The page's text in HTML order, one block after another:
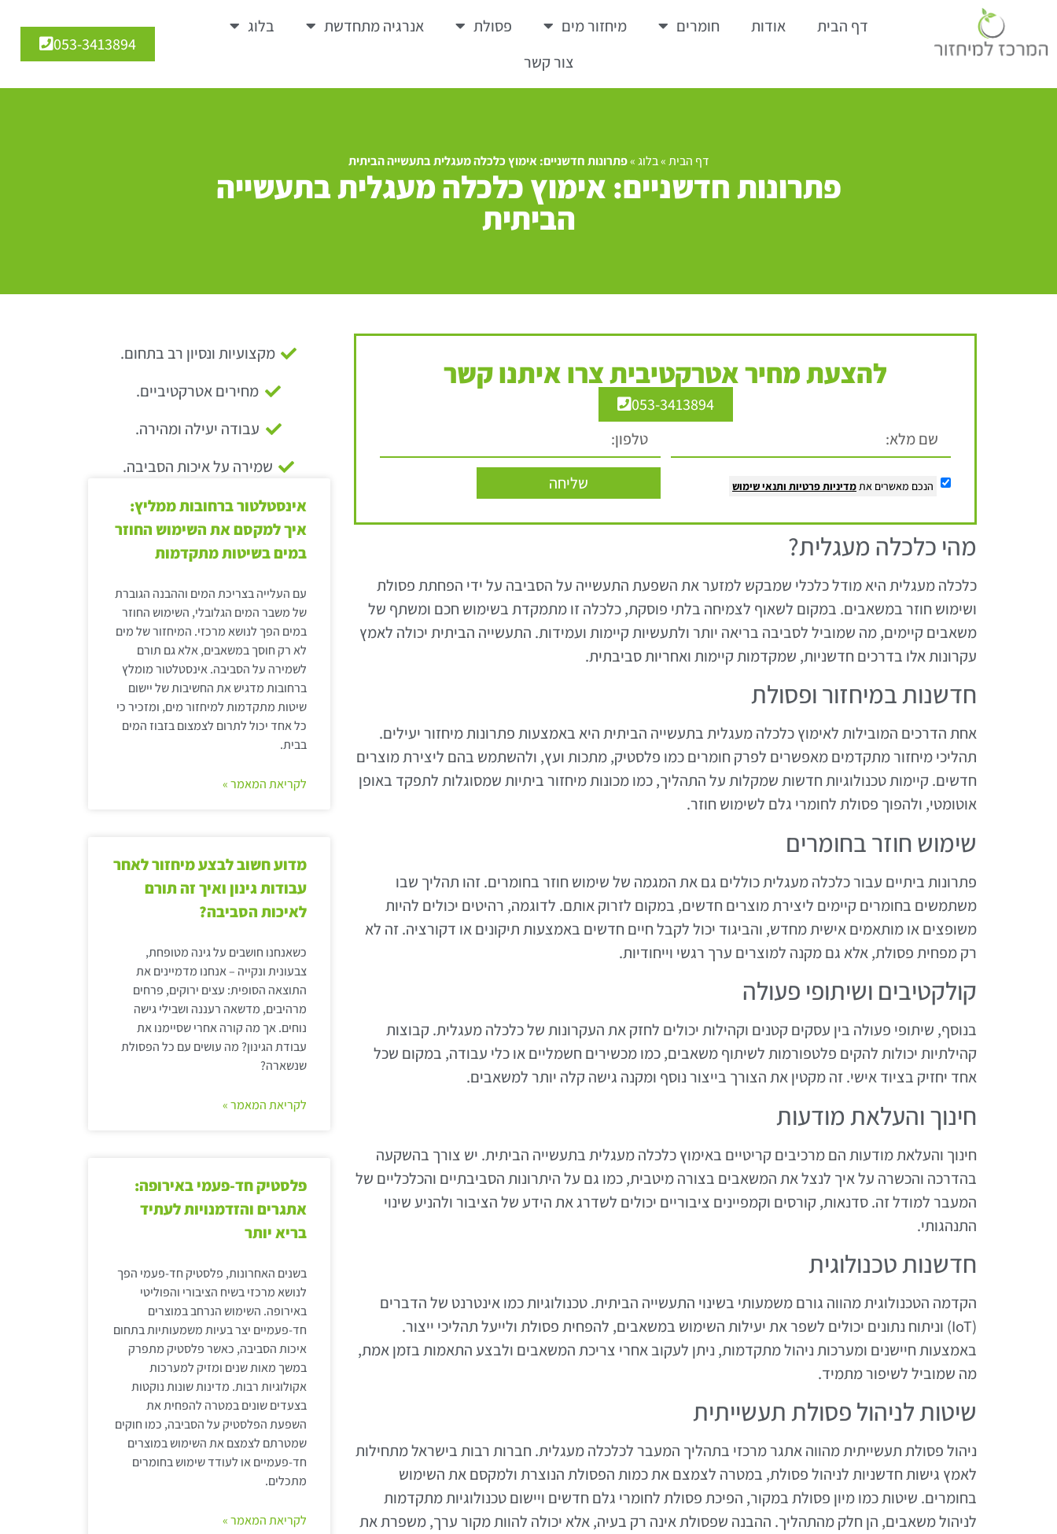
דף הבית אודות חומרים מיחזור מים פסולת אנרגיה מתחדשת
בלוג
צור קשר
053-3413894
דף הבית»בלוג»פתרונות חדשניים: אימוץ כלכלה מעגלית בתעשייה הביתית
פתרונות חדשניים: אימוץ כלכלה מעגלית בתעשייה
הביתית
להצעת מחיר אטרקטיבית צרו איתנו קשר
053-3413894
הנכם מאשרים אתמדיניות פרטיות ותנאי שימוש שליחה
מהי כלכלה מעגלית?
כלכלה מעגלית היא מודל כלכלי שמבקש למזער את השפעת התעשייה על הסביבה על ידי הפחתת פסולת
ושימוש חוזר במשאבים. במקום לשאוף לצמיחה בלתי פוסקת, כלכלה זו מתמקדת בשימוש חכם ומשתף של
משאבים קיימים, מה שמוביל לסביבה בריאה יותר ולתעשיות קיימות ועמידות. התעשייה הביתית יכולה לאמץ
עקרונות אלו בדרכים חדשניות, שמקדמות קיימות ואחריות סביבתית.
חדשנות במיחזור ופסולת
אחת הדרכים המובילות לאימוץ כלכלה מעגלית בתעשייה הביתית היא באמצעות פתרונות מיחזור יעילים.
תהליכי מיחזור מתקדמים מאפשרים לפרק חומרים כמו פלסטיק, מתכות ועץ, ולהשתמש בהם ליצירת מוצרים
חדשים. קיימות טכנולוגיות חדשות שמקלות על התהליך, כמו מכונות מיחזור ביתיות שמסוגלות לתפקד באופן
אוטומטי, ולהפוך פסולת לחומרי גלם לשימוש חוזר.
שימוש חוזר בחומרים
פתרונות ביתיים עבור כלכלה מעגלית כוללים גם את המגמה של שימוש חוזר בחומרים. זהו תהליך שבו
משתמשים בחומרים קיימים ליצירת מוצרים חדשים, במקום לזרוק אותם. לדוגמה, רהיטים יכולים להיות
משופצים או מותאמים אישית מחדש, והביגוד יכול לקבל חיים חדשים באמצעות תיקונים או דקורציה. זה לא
רק מפחית פסולת, אלא גם מקנה למוצרים ערך רגשי וייחודיות.
קולקטיבים ושיתופי פעולה
בנוסף, שיתופי פעולה בין עסקים קטנים וקהילות יכולים לחזק את העקרונות של כלכלה מעגלית. קבוצות
קהילתיות יכולות להקים פלטפורמות לשיתוף משאבים, כמו מכשירים חשמליים או כלי עבודה, במקום שכל
אחד יחזיק בציוד אישי. זה מקטין את הצורך בייצור נוסף ומקנה גישה קלה יותר למשאבים.
חינוך והעלאת מודעות
חינוך והעלאת מודעות הם מרכיבים קריטיים באימוץ כלכלה מעגלית בתעשייה הביתית. יש צורך בהשקעה
בהדרכה והכשרה על איך לנצל את המשאבים בצורה מיטבית, כמו גם על היתרונות הסביבתיים והכלכליים של
המעבר למודל זה. סדנאות, קורסים וקמפיינים ציבוריים יכולים לשדרג את הידע של הציבור ולהניע שינוי
התנהגותי.
חדשנות טכנולוגית
הקדמה הטכנולוגית מהווה גורם משמעותי בשינוי התעשייה הביתית. טכנולוגיות כמו אינטרנט של הדברים
(IoT) וניתוח נתונים יכולים לשפר את יעילות השימוש במשאבים, להפחית פסולת ולייעל תהליכי ייצור.
באמצעות חיישנים ומערכות ניהול מתקדמות, ניתן לעקוב אחרי צריכת המשאבים ולבצע התאמות בזמן אמת,
מה שמוביל לשיפור מתמיד.
שיטות לניהול פסולת תעשייתית
ניהול פסולת תעשייתית מהווה אתגר מרכזי בתהליך המעבר לכלכלה מעגלית. חברות רבות בישראל מתחילות
לאמץ גישות חדשניות לניהול פסולת, במטרה לצמצם את כמות הפסולת הנוצרת ולמקסם את השימוש
בחומרים. שיטות כמו מיון פסולת במקור, הפיכת פסולת לחומרי גלם חדשים ויישום טכנולוגיות מתקדמות
לניהול משאבים, הן חלק מהתהליך. ההבנה שפסולת אינה רק בעיה, אלא יכולה להוות מקור ערך, משפרת את
מקצועיות ונסיון רב בתחום.
מחירים אטרקטיביים.
עבודה יעילה ומהירה.
שמירה על איכות הסביבה.
אינסטלטור ברחובות ממליץ:
איך למקסם את השימוש החוזר
במים בשיטות מתקדמות
עם העלייה בצריכת המים וההבנה הגוברת
של משבר המים הגלובלי, השימוש החוזר
במים הפך לנושא מרכזי. המיחזור של מים
לא רק חוסך במשאבים, אלא גם תורם
לשמירה על הסביבה. אינסטלטור מומלץ
ברחובות מדגיש את החשיבות של יישום
שיטות מתקדמות למיחזור מים, ומזכיר כי
כל אחד יכול לתרום לצמצום בזבוז המים
בבית.
לקריאת המאמר »
מדוע חשוב לבצע מיחזור לאחר
עבודות גינון ואיך זה תורם
לאיכות הסביבה?
כשאנחנו חושבים על גינה מטופחת,
צבעונית ונקייה – אנחנו מדמיינים את
התוצאה הסופית: עצים ירוקים, פרחים
מרהיבים, מדשאה רעננה ושבילי גישה
נוחים. אך מה קורה אחרי שסיימנו את
עבודת הגינון? מה עושים עם כל הפסולת
שנשארה?
לקריאת המאמר »
פלסטיק חד-פעמי באירופה:
אתגרים והזדמנויות לעתיד
בריא יותר
בשנים האחרונות, פלסטיק חד-פעמי הפך
לנושא מרכזי בשיח הציבורי והפוליטי
באירופה. השימוש הנרחב במוצרים
חד-פעמיים יצר בעיות משמעותיות בתחום
איכות הסביבה, כאשר פלסטיק מתפרק
במשך מאות שנים ומזיק למערכות
אקולוגיות רבות. מדינות שונות נוקטות
בצעדים שונים במטרה להפחית את
השפעת הפלסטיק על הסביבה, כמו חוקים
שמטרתם לצמצם את השימוש במוצרים
חד-פעמיים או לעודד שימוש בחומרים
מתכלים.
לקריאת המאמר »